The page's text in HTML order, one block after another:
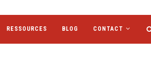
RESSOURCES BLOG CONTACT